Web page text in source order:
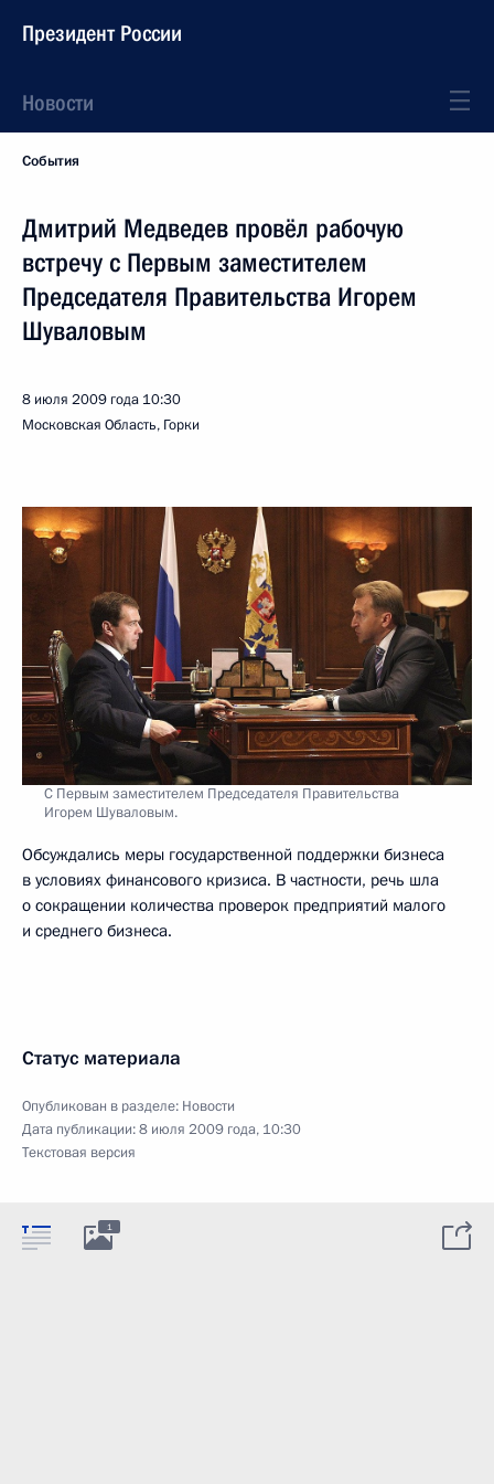
Президент России
Новости
События
Дмитрий Медведев провёл рабочую
встречу с Первым заместителем
Председателя Правительства Игорем
Шуваловым
8 июля 2009 года 10:30
Московская Область, Горки
С Первым заместителем Председателя Правительства
Игорем Шуваловым.
Обсуждались меры государственной поддержки бизнеса
в условиях финансового кризиса. В частности, речь шла
о сокращении количества проверок предприятий малого
и среднего бизнеса.
Статус материала
Опубликован в разделе: Новости
Дата публикации:8 июля 2009 года, 10:30
Текстовая версия
1